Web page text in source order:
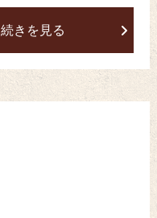
続きを見る